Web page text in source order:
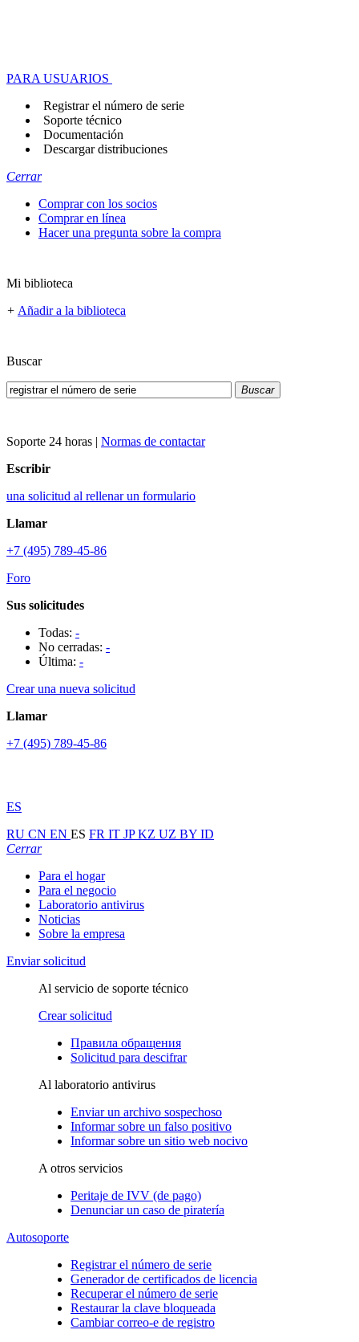
PARA USUARIOS
Registrar el número de serie
Soporte técnico
Documentación
Descargar distribuciones
Cerrar
Comprar con los socios
Comprar en línea
Hacer una pregunta sobre la compra
Mi biblioteca
+ Añadir a la biblioteca
Buscar
Buscar
Soporte 24 horas | Normas de contactar
Escribir
una solicitud al rellenar un formulario
Llamar
+7 (495) 789-45-86
Foro
Sus solicitudes
Todas: -
No cerradas: -
Última: -
Crear una nueva solicitud
Llamar
+7 (495) 789-45-86
ES
RU CN EN ES FR IT JPKZ UZ BY ID
Cerrar
Para el hogar
Para el negocio
Laboratorio antivirus
Noticias
Sobre la empresa
Enviar solicitud
Al servicio de soporte técnico
Crear solicitud
Правила обращения
Solicitud para descifrar
Al laboratorio antivirus
Enviar un archivo sospechoso
Informar sobre un falso positivo
Informar sobre un sitio web nocivo
A otros servicios
Peritaje de IVV (de pago)
Denunciar un caso de piratería
Autosoporte
Registrar el número de serie
Generador de certificados de licencia
Recuperar el número de serie
Restaurar la clave bloqueada
Cambiar correo-e de registro